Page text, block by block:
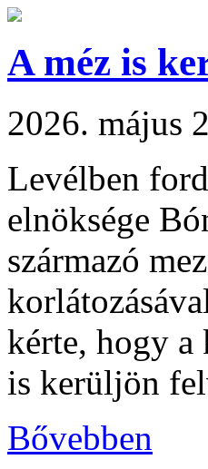
A méz is
2026. május
Levélben
elnöksége
származó
kérte, hogy a
is kerüljön
Bővebben